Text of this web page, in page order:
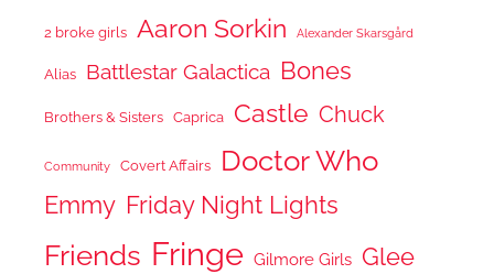
2 broke girls Aaron Sorkin Alexander Skarsgård
Alias Battlestar Galactica Bones
Brothers & Sisters Caprica Castle Chuck
Community Covert Affairs Doctor Who
Emmy Friday Night Lights
Friends Fringe Gilmore Girls Glee